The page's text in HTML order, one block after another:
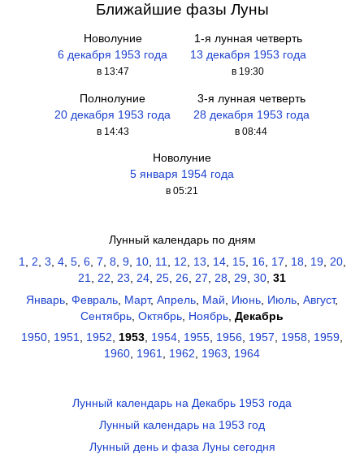
Ближайшие фазы Луны
Новолуние
6 декабря 1953 года
в 13:47
1-я лунная четверть
13 декабря 1953 года
в 19:30
Полнолуние
20 декабря 1953 года
в 14:43
3-я лунная четверть
28 декабря 1953 года
в 08:44
Новолуние
5 января 1954 года
в 05:21
Лунный календарь по дням
1
2 3 4, 5, 6, 7 8 9, 10, 11 12 13 14, 15, 16, 17 18 19, 20,
21
22 23 24 25 26 27 28 29 30 31
Январь Февраль Март, Апрель Май Июнь Июль Август,
Сентябрь Октябрь Ноябрь Декабрь
1950, 1951, 1952, 1953, 1954, 1955, 1956, 1957, 1958, 1959,
1960, 1961, 1962, 1963, 1964
Лунный календарь на Декабрь 1953 года
Лунный календарь на 1953 год
Лунный день и фаза Луны сегодня